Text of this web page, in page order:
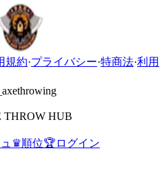
規約·プライバシー·特商法·利用
HUB
♛順位🏆 ログイン